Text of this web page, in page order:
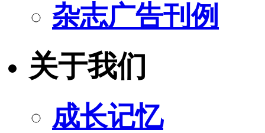
杂志广告刊例
关于我们
成长记忆